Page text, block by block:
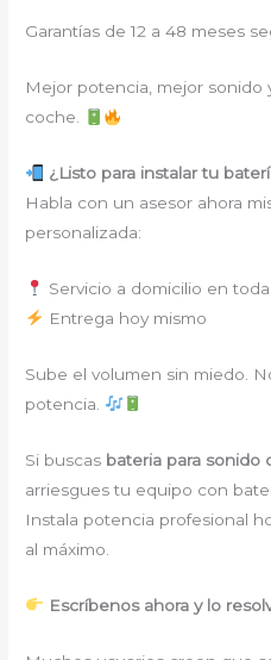
Garantías de 12 a 48 meses
Mejor potencia, mejor sonido
coche.
¿Listo para instalar tu
Habla con un asesor ahora
personalizada:
Servicio a domicilio en toda
Entrega hoy mismo
Sube el volumen sin miedo.
potencia.
Si buscas bateria para sonido
arriesgues tu equipo con
Instala potencia profesional
al máximo.
Escríbenos ahora y lo